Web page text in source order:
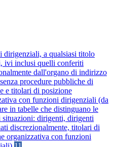
dirigenziali, a qualsiasi titolo
ivi inclusi quelli conferiti
dall'organo di indirizzo
procedure pubbliche di
e titolari di posizione
con funzioni dirigenziali (da
in tabelle che distinguano le
situazioni: dirigenti, dirigenti
discrezionalmente, titolari di
organizzativa con funzioni